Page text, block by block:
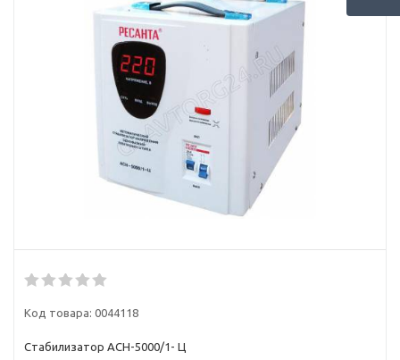
Код товара: 0044118
Стабилизатор АСH-5000/1- Ц